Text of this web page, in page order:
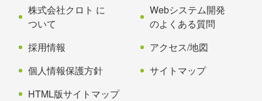
株式会社クロト に
ついて
Webシステム開発
のよくある質問
採用情報
アクセス/地図
個人情報保護方針
サイトマップ
HTML版サイトマップ